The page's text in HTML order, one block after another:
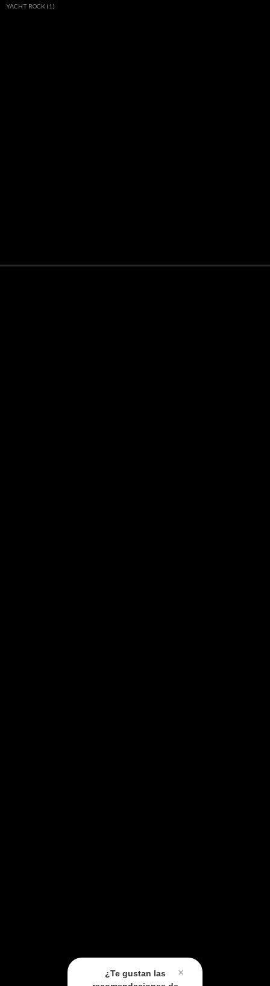
YACHT ROCK (1)
×
¿Te gustan las